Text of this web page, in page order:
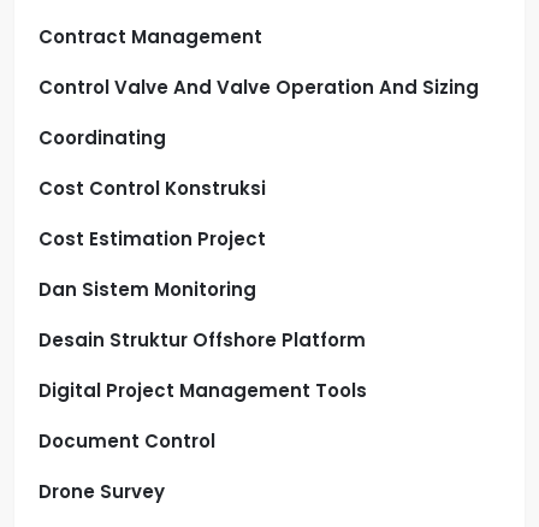
Contract Management
Control Valve And Valve Operation And Sizing
Coordinating
Cost Control Konstruksi
Cost Estimation Project
Dan Sistem Monitoring
Desain Struktur Offshore Platform
Digital Project Management Tools
Document Control
Drone Survey